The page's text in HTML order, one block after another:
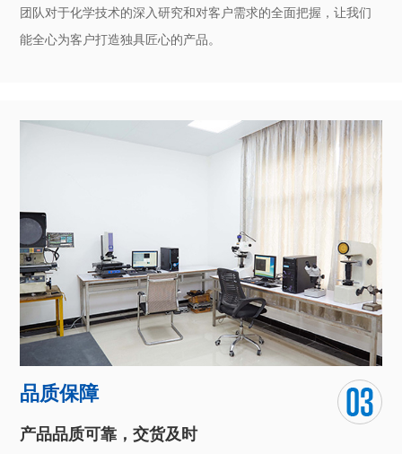
先进设备
自动化流水生产模式，独立的数控光学曲线磨床精密模具制车
间、后加工车间、模具加工车间、拉轧车间、检测设备车间等。
团队对于化学技术的深入研究和对客户需求的全面把握，让我们
能全心为客户打造独具匠心的产品。